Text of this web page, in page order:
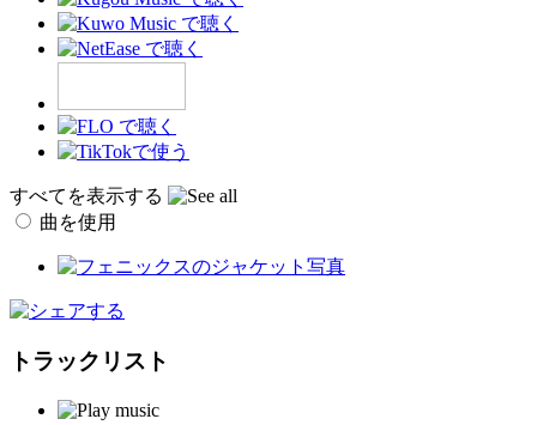
すべてを表示する
曲を使用
トラックリスト